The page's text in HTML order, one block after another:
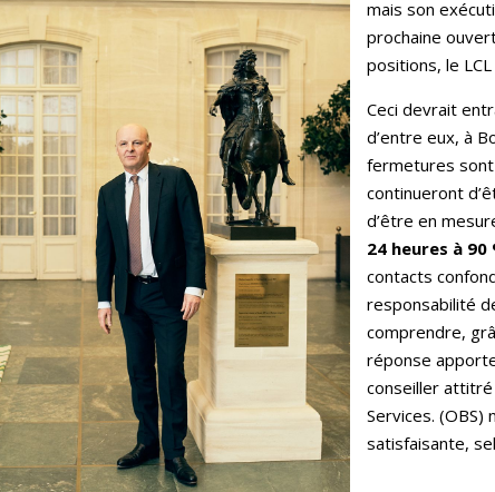
mais son
prochaine
positions, le
Ceci devrait
d’entre eux, à
fermetures sont
continueront
d’être en
24 heures à
contacts
responsabilité
comprendre,
réponse
conseiller attitré
Services. (OBS)
satisfaisante,